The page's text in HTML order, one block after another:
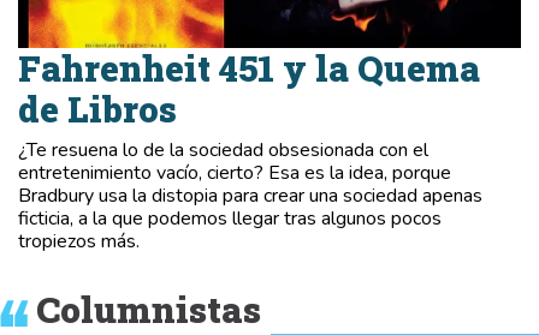
Fahrenheit 451 y la Quema
de Libros
¿Te resuena lo de la sociedad obsesionada con el
entretenimiento vacío, cierto? Esa es la idea, porque
Bradbury usa la distopia para crear una sociedad apenas
ficticia, a la que podemos llegar tras algunos pocos
tropiezos más.
Columnistas